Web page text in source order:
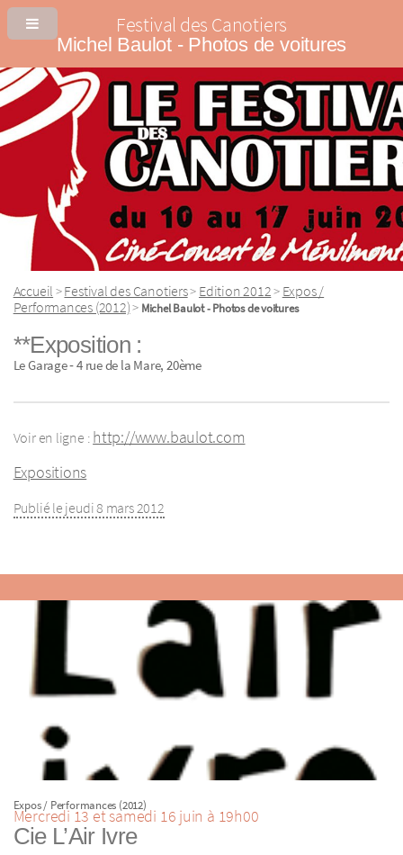
Festival des Canotiers
Michel Baulot ‐ Photos de voitures
Accueil >Festival des Canotiers> Edition 2012> Expos /
Performances (2012)> Michel Baulot ‐ Photos de voitures
**Exposition :
Le Garage ‐ 4 rue de la Mare, 20ème
Voir en ligne : http://www.baulot.com
Expositions
Publié le jeudi 8 mars 2012
Expos / Performances (2012)
Mercredi 13 et samedi 16 juin à 19h00
Cie L’Air Ivre